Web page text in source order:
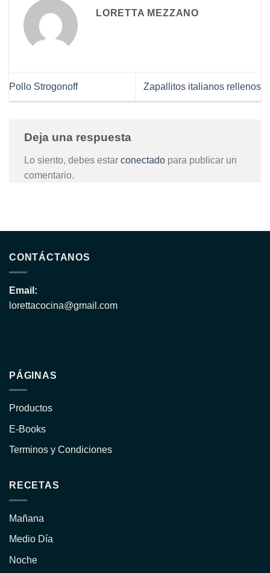
LORETTA MEZZANO
Pollo Strogonoff Zapallitos italianos rellenos
Deja una respuesta
Lo siento, debes estar conectado para publicar un
comentario.
CONTÁCTANOS
Email:
lorettacocina@gmail.com
PÁGINAS
Productos
E-Books
Terminos y Condiciones
RECETAS
Mañana
Medio Día
Noche